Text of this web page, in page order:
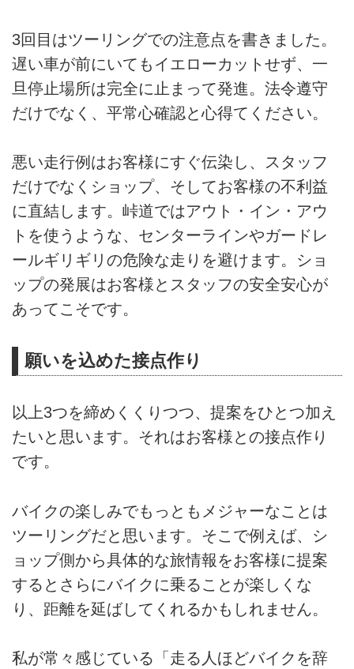
3回目はツーリングでの注意点を書きました。
遅い車が前にいてもイエローカットせず、一
旦停止場所は完全に止まって発進。法令遵守
だけでなく、平常心確認と心得てください。
悪い走行例はお客様にすぐ伝染し、スタッフ
だけでなくショップ、そしてお客様の不利益
に直結します。峠道ではアウト・イン・アウ
トを使うような、センターラインやガードレ
ールギリギリの危険な走りを避けます。ショ
ップの発展はお客様とスタッフの安全安心が
あってこそです。
願いを込めた接点作り
以上3つを締めくくりつつ、提案をひとつ加え
たいと思います。それはお客様との接点作り
です。
バイクの楽しみでもっともメジャーなことは
ツーリングだと思います。そこで例えば、シ
ョップ側から具体的な旅情報をお客様に提案
するとさらにバイクに乗ることが楽しくな
り、距離を延ばしてくれるかもしれません。
私が常々感じている「走る人ほどバイクを辞